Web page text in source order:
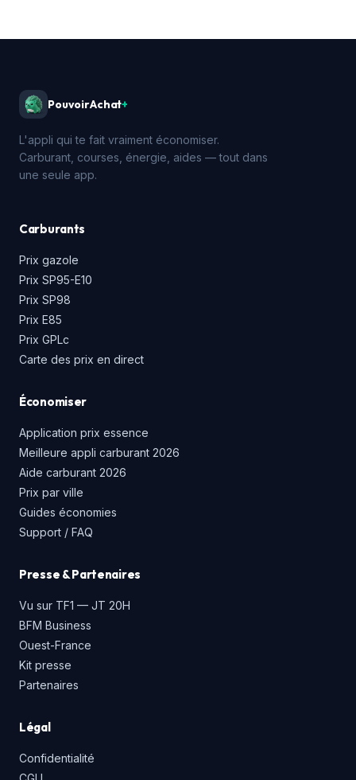
PouvoirAchat+
L'appli qui te fait vraiment économiser.
Carburant, courses, énergie, aides — tout dans
une seule app.
Carburants
Prix gazole
Prix SP95-E10
Prix SP98
Prix E85
Prix GPLc
Carte des prix en direct
Économiser
Application prix essence
Meilleure appli carburant 2026
Aide carburant 2026
Prix par ville
Guides économies
Support / FAQ
Presse & Partenaires
Vu sur TF1 — JT 20H
BFM Business
Ouest-France
Kit presse
Partenaires
Légal
Confidentialité